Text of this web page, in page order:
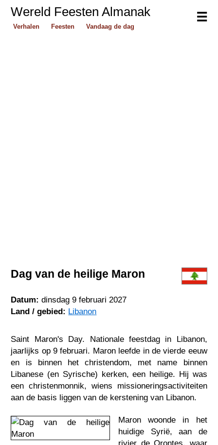
☰
Wereld Feesten Almanak
Verhalen Feesten Vandaag de dag
Dag van de heilige Maron
Datum: dinsdag 9 februari 2027
Land / gebied: Libanon
Saint Maron's Day. Nationale feestdag in Libanon,
jaarlijks op 9 februari. Maron leefde in de vierde eeuw
en is binnen het christendom, met name binnen
Libanese (en Syrische) kerken, een heilige. Hij was
een christenmonnik, wiens missioneringsactiviteiten
aan de basis liggen van de kerstening van Libanon.
Maron woonde in het
huidige Syrië, aan de